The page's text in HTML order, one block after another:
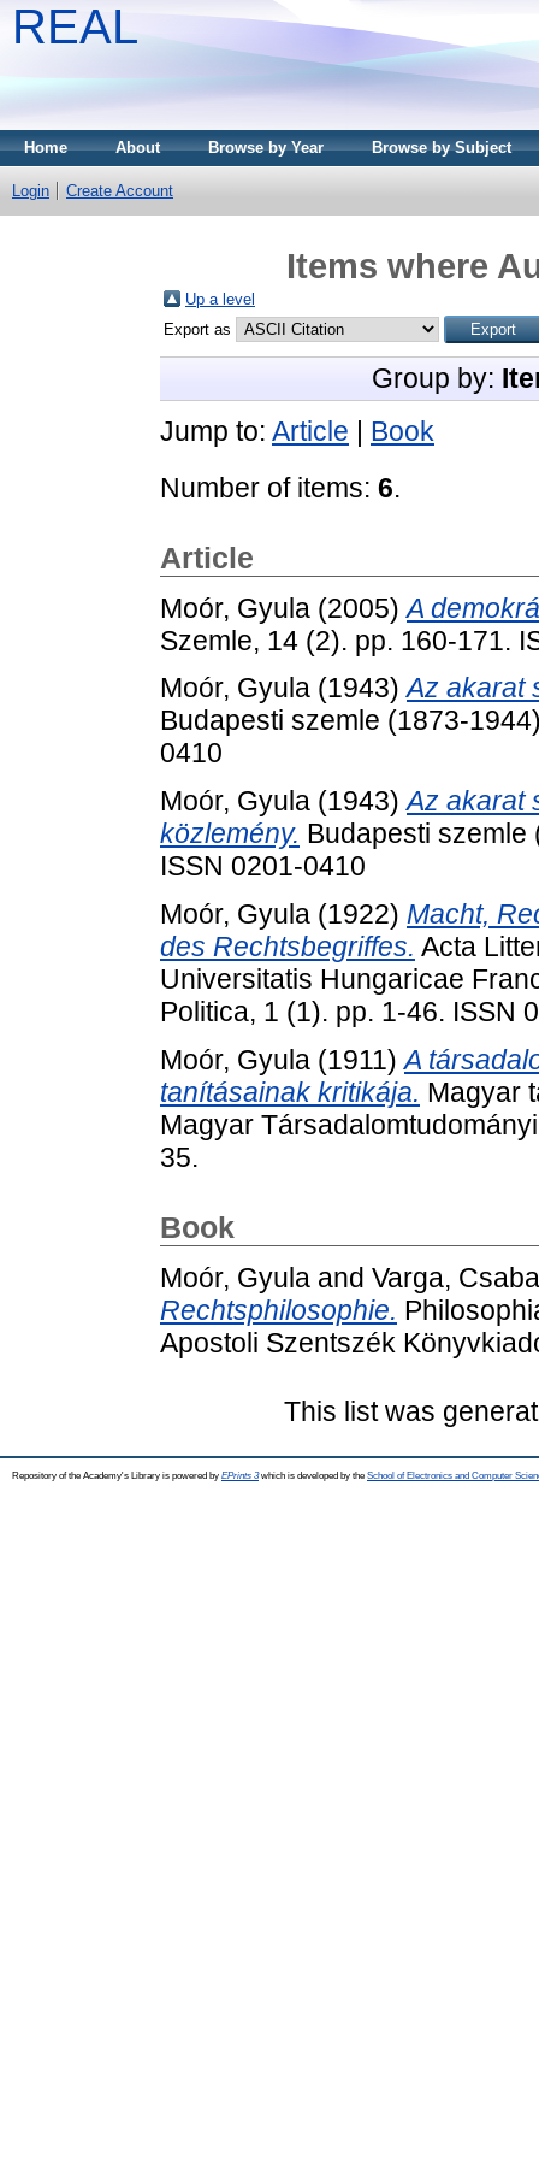
REAL
Home About Browse by Year Browse by Subject
Login Create Account
Items where
Up a level
Export as
Group by:
Jump to: Article | Book
Number of items: 6.
Article
Moór, Gyula (2005)A
Szemle, 14 (2). pp. 160-171.
Moór, Gyula (1943)Az akarat
Budapesti szemle (1873-
0410
Moór, Gyula (1943)Az akarat
közlemény. Budapesti szemle
ISSN 0201-0410
Moór, Gyula (1922) Macht,
des Rechtsbegriffes. Acta
Universitatis Hungaricae
Politica, 1 (1). pp. 1-46. ISSN
Moór, Gyula (1911)A
tanításainak kritikája. Magyar
Magyar
35.
Book
Moór, Gyula and Varga, Csaba
Rechtsphilosophie.
Apostoli Szentszék
This list was
Repository of the Academy's Library is powered by EPrints 3which is developed by the School of Electronics and Computer